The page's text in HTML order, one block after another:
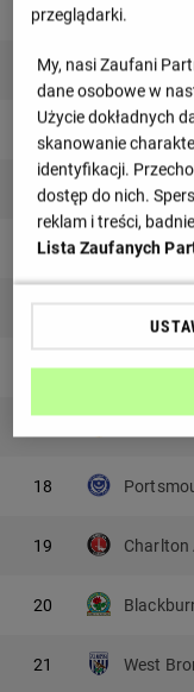
10
11
12 Bristol
13 Sheffield
14 Preston
15 Queens
16 Watford
18
19 Charlton
20
21 West
przeglądarki.
My, nasi Zaufani
dane osobowe w
Użycie dokładnych
skanowanie
identyfikacji.
dostęp do nich.
reklam i
Lista Zaufanych